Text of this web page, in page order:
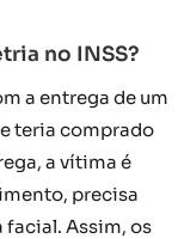
no INSS?
a entrega de um
teria comprado
a vítima é
precisa
Assim, os